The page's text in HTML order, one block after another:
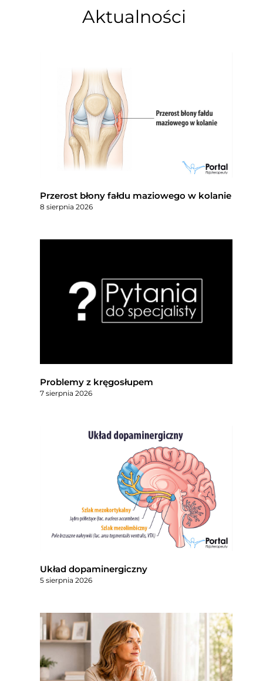
Aktualności
Przerost błony fałdu maziowego w kolanie
8 sierpnia 2026
Problemy z kręgosłupem
7 sierpnia 2026
Układ dopaminergiczny
5 sierpnia 2026